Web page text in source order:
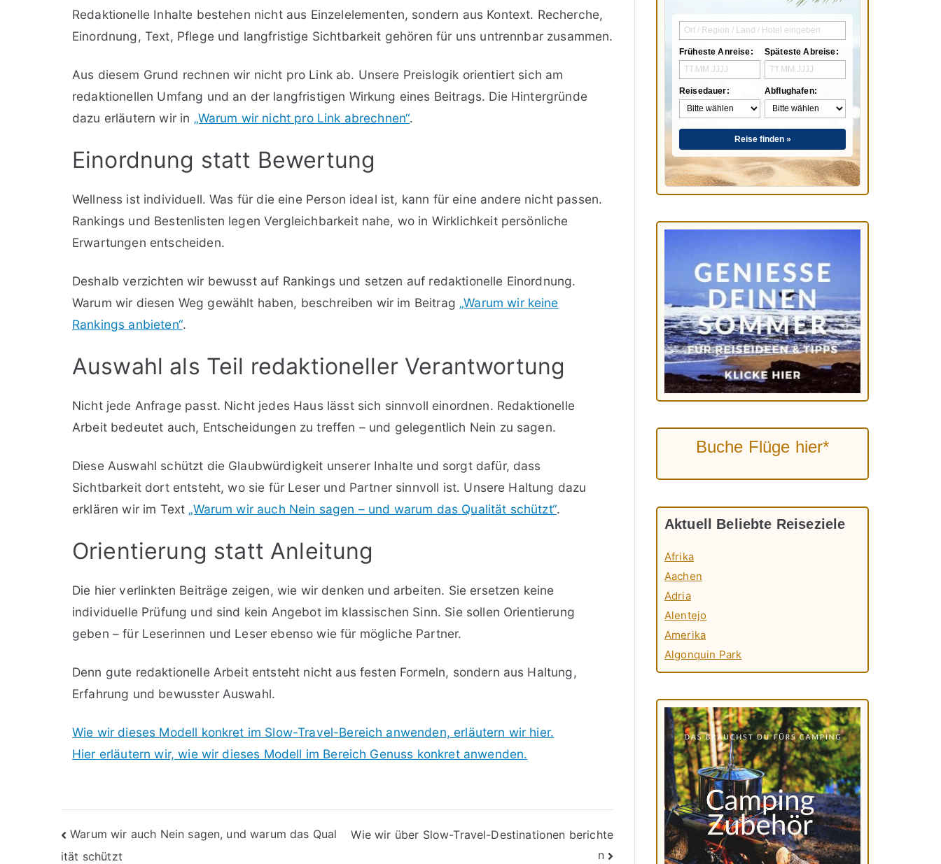
Redaktionelle Inhalte bestehen nicht aus Einzelelementen, sondern aus Kontext. Recherche,
Einordnung, Text, Pflege und langfristige Sichtbarkeit gehören für uns untrennbar zusammen.
Aus diesem Grund rechnen wir nicht pro Link ab. Unsere Preislogik orientiert sich am
redaktionellen Umfang und an der langfristigen Wirkung eines Beitrags. Die Hintergründe
dazu erläutern wir in „Warum wir nicht pro Link abrechnen“.
Einordnung statt Bewertung
Wellness ist individuell. Was für die eine Person ideal ist, kann für eine andere nicht passen.
Rankings und Bestenlisten legen Vergleichbarkeit nahe, wo in Wirklichkeit persönliche
Erwartungen entscheiden.
Deshalb verzichten wir bewusst auf Rankings und setzen auf redaktionelle Einordnung.
Warum wir diesen Weg gewählt haben, beschreiben wir im Beitrag „Warum wir keine
Rankings anbieten“.
Auswahl als Teil redaktioneller Verantwortung
Nicht jede Anfrage passt. Nicht jedes Haus lässt sich sinnvoll einordnen. Redaktionelle
Arbeit bedeutet auch, Entscheidungen zu treffen – und gelegentlich Nein zu sagen.
Diese Auswahl schützt die Glaubwürdigkeit unserer Inhalte und sorgt dafür, dass
Sichtbarkeit dort entsteht, wo sie für Leser und Partner sinnvoll ist. Unsere Haltung dazu
erklären wir im Text „Warum wir auch Nein sagen – und warum das Qualität schützt“.
Orientierung statt Anleitung
Die hier verlinkten Beiträge zeigen, wie wir denken und arbeiten. Sie ersetzen keine
individuelle Prüfung und sind kein Angebot im klassischen Sinn. Sie sollen Orientierung
geben – für Leserinnen und Leser ebenso wie für mögliche Partner.
Denn gute redaktionelle Arbeit entsteht nicht aus festen Formeln, sondern aus Haltung,
Erfahrung und bewusster Auswahl.
Wie wir dieses Modell konkret im Slow-Travel-Bereich anwenden, erläutern wir hier.
Hier erläutern wir, wie wir dieses Modell im Bereich Genuss konkret anwenden.
Beitragsnavigation
Warum wir auch Nein sagen, und warum das Qual
ität schützt
Wie wir über Slow-Travel-Destinationen berichte
n
Früheste Anreise:
Reisedauer:
Späteste Abreise:
Abflughafen:
Reise finden »
Buche Flüge hier*
Aktuell Beliebte Reiseziele
Afrika
Aachen
Adria
Alentejo
Amerika
Algonquin Park